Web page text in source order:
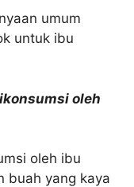
umum
untuk ibu
oleh
oleh ibu
buah yang kaya